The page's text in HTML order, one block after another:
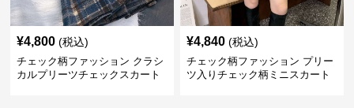
¥4,800 (税込)
チェック柄ファッション クラシ
カルプリーツチェックスカート
¥4,840 (税込)
チェック柄ファッション プリー
ツ入りチェック柄ミニスカート